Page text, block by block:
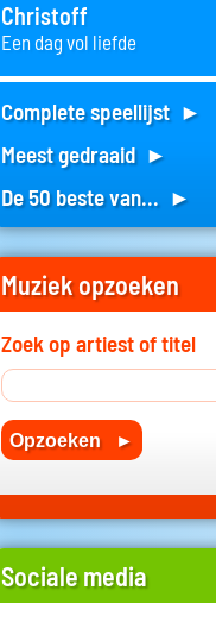
Christoff
Een dag vol liefde
Complete speellijst ►
Meest gedraaid ►
De 50 beste van... ►
Muziek opzoeken
Zoek op artiest of titel
Sociale media